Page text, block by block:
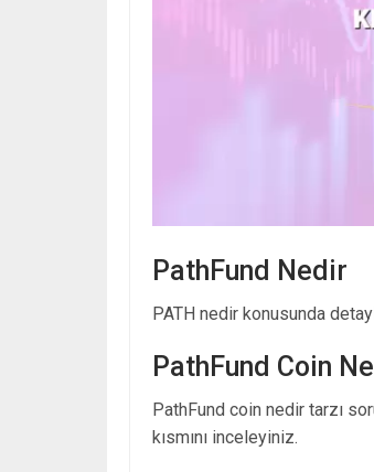
PathFund Nedir
PATH nedir konusunda
PathFund Coin
PathFund coin nedir tarzı
kısmını inceleyiniz.